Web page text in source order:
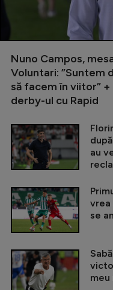
Nuno Campos,
Voluntari: ”Suntem
să facem în viitor”
derby-ul cu Rapid
au
vrea
se
meu